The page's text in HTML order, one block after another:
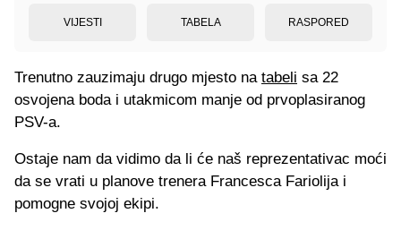
VIJESTI TABELA RASPORED
Trenutno zauzimaju drugo mjesto na tabeli sa 22
osvojena boda i utakmicom manje od prvoplasiranog
PSV-a.
Ostaje nam da vidimo da li će naš reprezentativac moći
da se vrati u planove trenera Francesca Fariolija i
pomogne svojoj ekipi.